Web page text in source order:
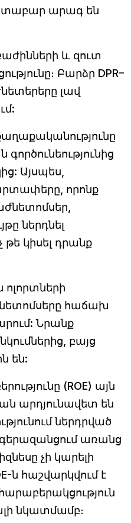
արագ են
և զուտ
Բարձր DPR–
լավ
Այսպես,
որոնք
ներդնել
թե կիսել դրանք
հաճախ
Նրանք
բայց
են:
(ROE) այն
արդյունավետ են
ներդրված
գերազանցում առանց
չի կարելի
ն հաշվարկվում է
նկատմամբ։